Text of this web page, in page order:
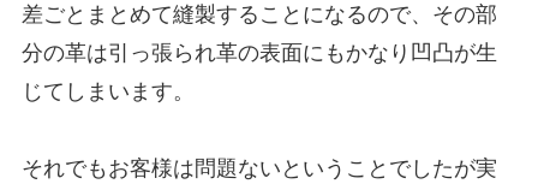
差ごとまとめて縫製することになるので、その部
分の革は引っ張られ革の表面にもかなり凹凸が生
じてしまいます。
それでもお客様は問題ないということでしたが実